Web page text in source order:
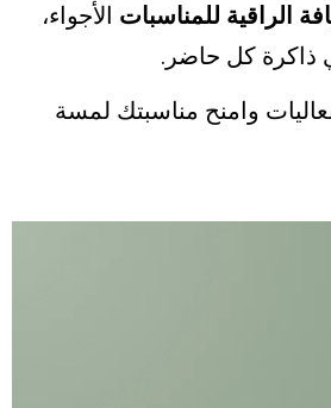
الراقية للمناسبات الأجواء،
ذاكرة كل حاضر.
وامنح مناسبتك لمسة